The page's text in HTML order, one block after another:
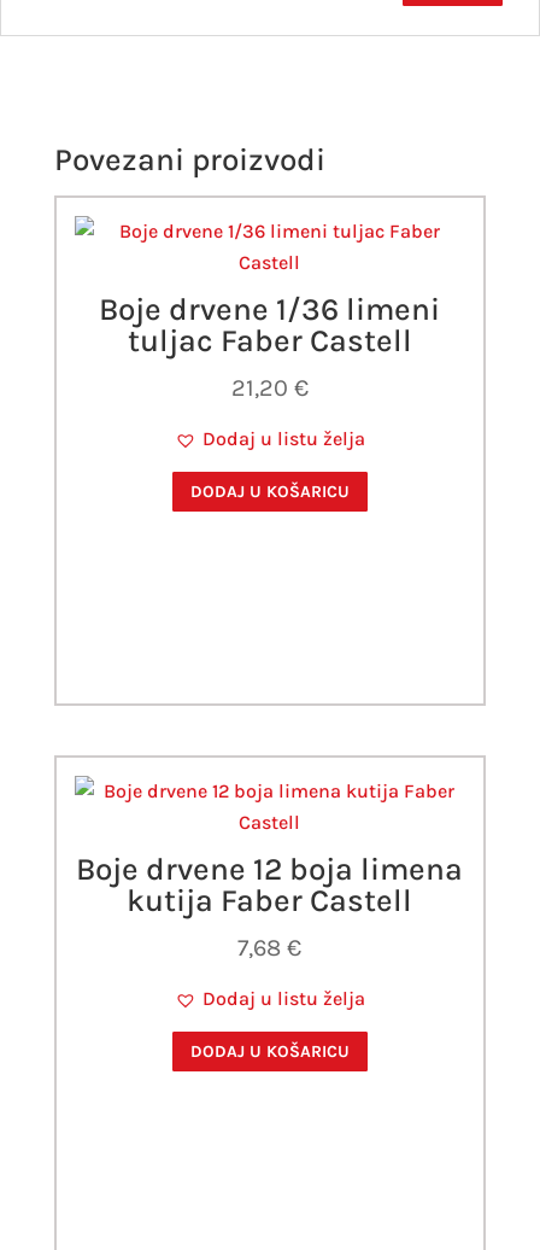
Povezani proizvodi
Boje drvene 1/36 limeni
tuljac Faber Castell
21,20 €
Dodaj u listu želja
DODAJ U KOŠARICU
Boje drvene 12 boja limena
kutija Faber Castell
7,68€
Dodaj u listu želja
DODAJ U KOŠARICU